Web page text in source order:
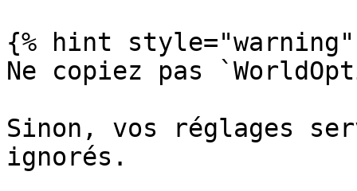
{% hint style="warning"
Ne copiez pas
Sinon, vos réglages
ignorés.